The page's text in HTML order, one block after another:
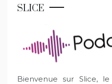
SLICE
Bienvenue sur Slice,